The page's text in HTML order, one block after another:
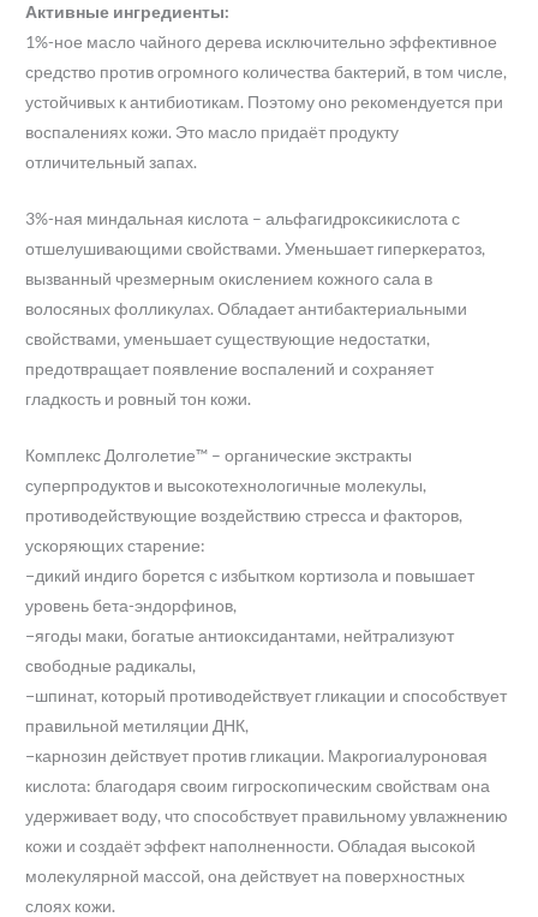
Активные ингредиенты:
1%-ное масло чайного дерева исключительно эффективное
средство против огромного количества бактерий, в том числе,
устойчивых к антибиотикам. Поэтому оно рекомендуется при
воспалениях кожи. Это масло придаёт продукту
отличительный запах.
3%-ная миндальная кислота – альфагидроксикислота с
отшелушивающими свойствами. Уменьшает гиперкератоз,
вызванный чрезмерным окислением кожного сала в
волосяных фолликулах. Обладает антибактериальными
свойствами, уменьшает существующие недостатки,
предотвращает появление воспалений и сохраняет
гладкость и ровный тон кожи.
Комплекс Долголетие™ – органические экстракты
суперпродуктов и высокотехнологичные молекулы,
противодействующие воздействию стресса и факторов,
ускоряющих старение:
−дикий индиго борется с избытком кортизола и повышает
уровень бета-эндорфинов,
−ягоды маки, богатые антиоксидантами, нейтрализуют
свободные радикалы,
−шпинат, который противодействует гликации и способствует
правильной метиляции ДНК,
−карнозин действует против гликации. Макрогиалуроновая
кислота: благодаря своим гигроскопическим свойствам она
удерживает воду, что способствует правильному увлажнению
кожи и создаёт эффект наполненности. Обладая высокой
молекулярной массой, она действует на поверхностных
слоях кожи.